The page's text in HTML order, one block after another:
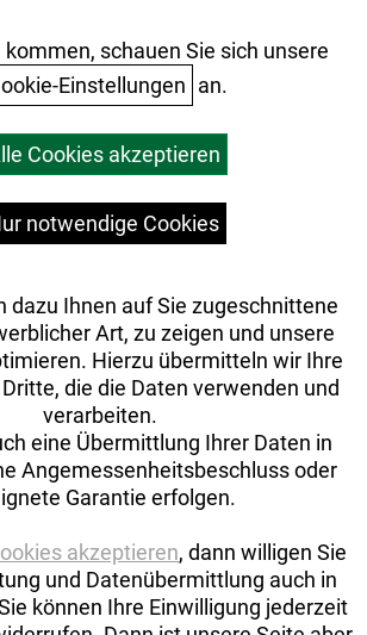
kommen, schauen Sie sich unsere
Einstellungen an.
Cookies akzeptieren
notwendige Cookies
dazu Ihnen auf Sie zugeschnittene
Art, zu zeigen und unsere
Hierzu übermitteln wir Ihre
die die Daten verwenden und
verarbeiten.
eine Übermittlung Ihrer Daten in
Angemessenheitsbeschluss oder
Garantie erfolgen.
akzeptieren, dann willigen Sie
und Datenübermittlung auch in
können Ihre Einwilligung jederzeit
Auftrag widerrufen